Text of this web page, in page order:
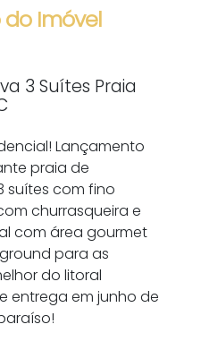
Imóvel
3 Suítes Praia
Lançamento
praia de
suítes com fino
churrasqueira e
com área gourmet
para as
do litoral
entrega em junho de